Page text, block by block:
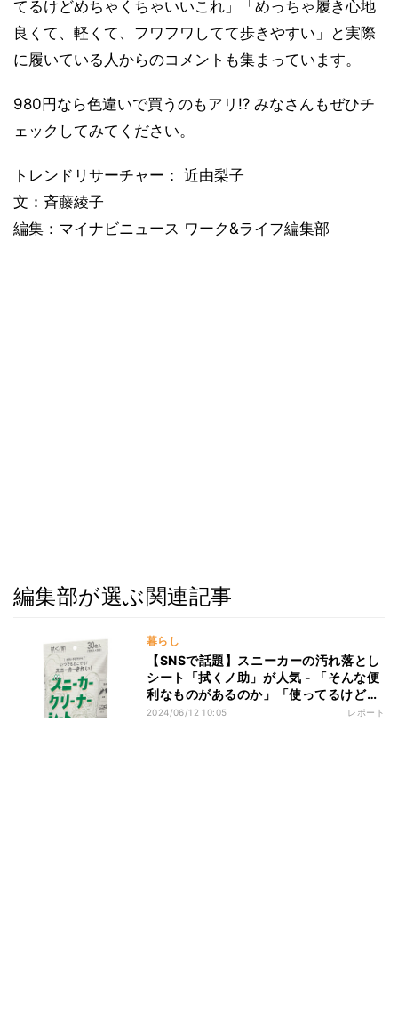
てるけどめちゃくちゃいいこれ」「めっちゃ履き心地
良くて、軽くて、フワフワしてて歩きやすい」と実際
に履いている人からのコメントも集まっています。
980円なら色違いで買うのもアリ⁉ みなさんもぜひチ
ェックしてみてください。
トレンドリサーチャー： 近由梨子
文：斉藤綾子
編集：マイナビニュース ワーク&ライフ編集部
編集部が選ぶ関連記事
暮らし
【SNSで話題】スニーカーの汚れ落とし
シート「拭くノ助」が人気 - 「そんな便
利なものがあるのか」「使ってるけどコ
レめっちゃいい」の声
2024/06/12 10:05 レポート